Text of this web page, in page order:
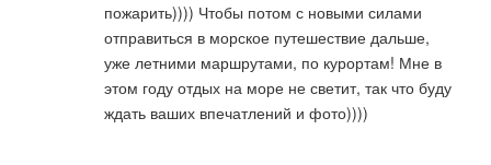
пожарить)))) Чтобы потом с новыми силами
отправиться в морское путешествие дальше,
уже летними маршрутами, по курортам! Мне в
этом году отдых на море не светит, так что буду
ждать ваших впечатлений и фото))))